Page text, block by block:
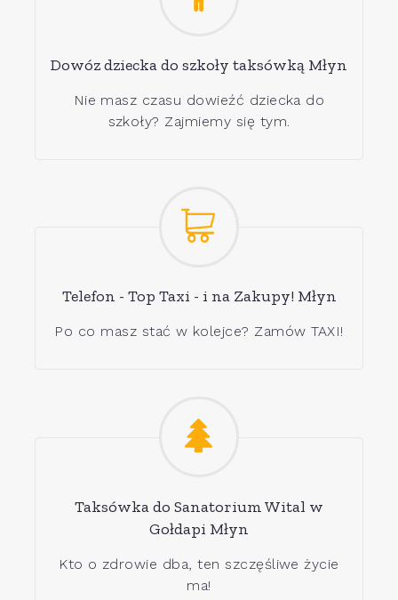
Dowóz dziecka do szkoły taksówką Młyn
Nie masz czasu dowieźć dziecka do
szkoły? Zajmiemy się tym.
Telefon - Top Taxi - i na Zakupy! Młyn
Po co masz stać w kolejce? Zamów TAXI!
Taksówka do Sanatorium Wital w
Gołdapi Młyn
Kto o zdrowie dba, ten szczęśliwe życie
ma!